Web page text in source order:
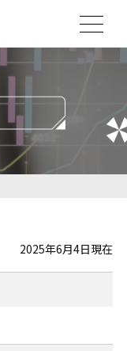
2025年6月4日現在